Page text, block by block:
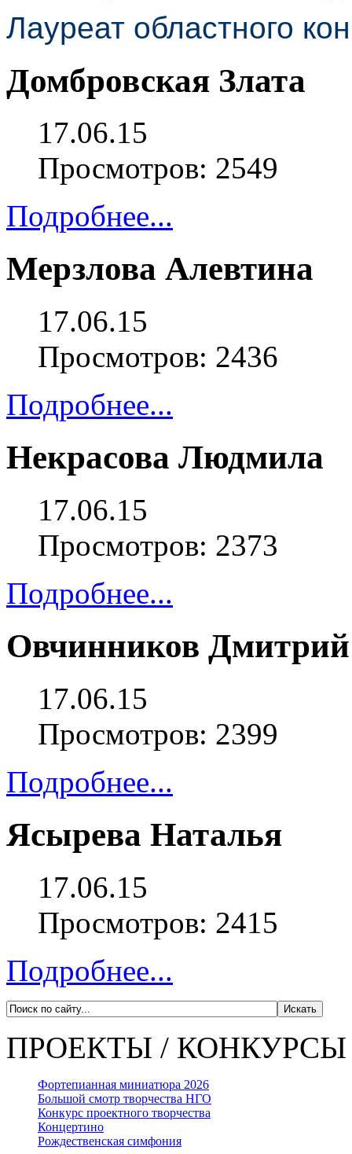
Лауреат областного
Домбровская Злата
17.06.15
Просмотров: 2549
Подробнее...
Мерзлова Алевтина
17.06.15
Просмотров: 2436
Подробнее...
Некрасова Людмила
17.06.15
Просмотров: 2373
Подробнее...
Овчинников Дмитрий
17.06.15
Просмотров: 2399
Подробнее...
Ясырева Наталья
17.06.15
Просмотров: 2415
Подробнее...
ПРОЕКТЫ / КОНКУРСЫ
Фортепианная миниатюра 2026
Большой смотр творчества НГО
Конкурс проектного творчества
Концертино
Рождественская симфония